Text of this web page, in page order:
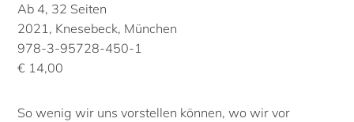
Ab 4, 32 Seiten
2021, Knesebeck, München
978-3-95728-450-1
€ 14,00
So wenig wir uns vorstellen können, wo wir vor